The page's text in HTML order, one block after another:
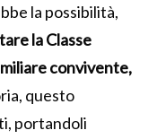
la possibilità,
la Classe
convivente,
questo
portandoli